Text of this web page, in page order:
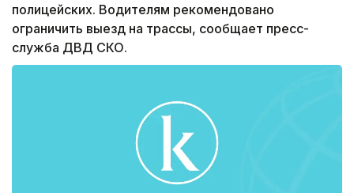
полицейских. Водителям рекомендовано
ограничить выезд на трассы, сообщает пресс-
служба ДВД СКО.